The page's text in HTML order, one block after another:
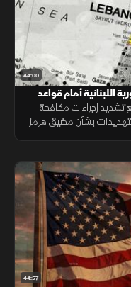
44:00
اللبنانية أمام قواعد
تشديد إجراءات مكافحة
بشأن مضيق هرمز
44:57